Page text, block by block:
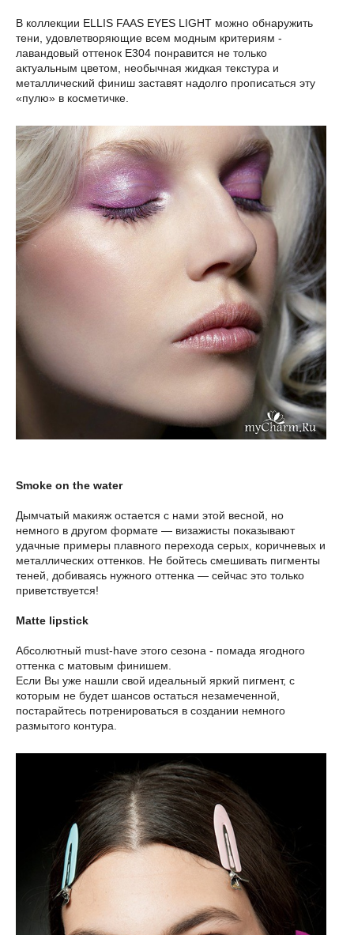
В коллекции ELLIS FAAS EYES LIGHT можно обнаружить
тени, удовлетворяющие всем модным критериям -
лавандовый оттенок E304 понравится не только
актуальным цветом, необычная жидкая текстура и
металлический финиш заставят надолго прописаться эту
«пулю» в косметичке.
Smoke on the water
Дымчатый макияж остается с нами этой весной, но
немного в другом формате — визажисты показывают
удачные примеры плавного перехода серых, коричневых и
металлических оттенков. Не бойтесь смешивать пигменты
теней, добиваясь нужного оттенка — сейчас это только
приветствуется!
Matte lipstick
Абсолютный must-have этого сезона - помада ягодного
оттенка с матовым финишем.
Если Вы уже нашли свой идеальный яркий пигмент, с
которым не будет шансов остаться незамеченной,
постарайтесь потренироваться в создании немного
размытого контура.